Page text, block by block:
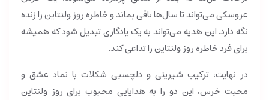
عروسکی می‌تواند تا سال‌ها باقی بماند و خاطره روز ولنتاین را زنده
نگه دارد. این هدیه می‌تواند به یک یادگاری تبدیل شود که همیشه
برای فرد خاطره روز ولنتاین را تداعی کند.
در نهایت، ترکیب شیرینی و دلچسبی شکلات با نماد عشق و
محبت خرس، این دو را به هدایایی محبوب برای روز ولنتاین